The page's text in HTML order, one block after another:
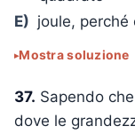
E) joule, perché
Mostra soluzione
37. Sapendo
dove le